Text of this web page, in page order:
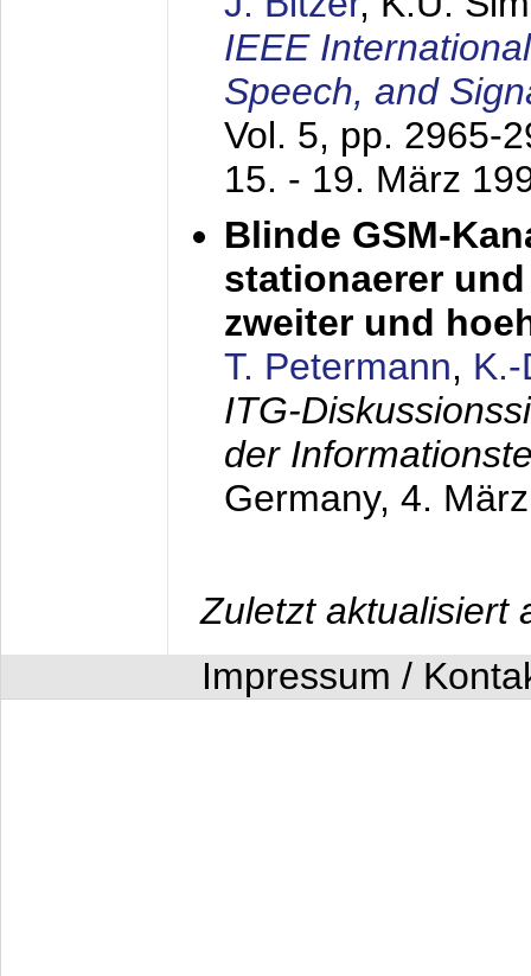
IEEE
Speech, and
Vol. 5, pp. 2965-
15. - 19. März
Blinde GSM-
stationaerer
zweiter und
T. Petermann,
ITG-
der
Germany, 4.
Zuletzt aktualisiert
Impressum /